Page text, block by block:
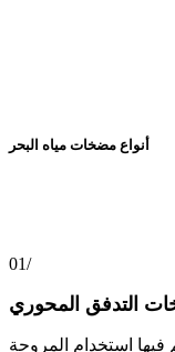
أنواع مضخات مياه البحر
01/
التدفق المحوري
استخدام المروحة